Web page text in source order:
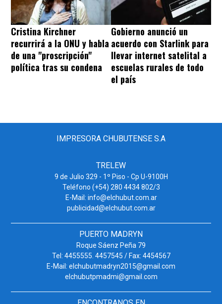
Cristina Kirchner
recurrirá a la ONU y habla
de una "proscripción"
política tras su condena
Gobierno anunció un
acuerdo con Starlink para
llevar internet satelital a
escuelas rurales de todo
el país
IMPRESORA CHUBUTENSE S.A
TRELEW
9 de Julio 329 - 1º Piso - Cp U-9100H
Teléfono (+54) 280 4434 802/3
E-Mail: info@elchubut.com.ar
publicidad@elchubut.com.ar
PUERTO MADRYN
Roque Sáenz Peña 79
Tel: 4455555. 4457545 / Fax: 4454567
E-Mail: elchubutmadryn2015@gmail.com
elchubutpmadmi@gmail.com